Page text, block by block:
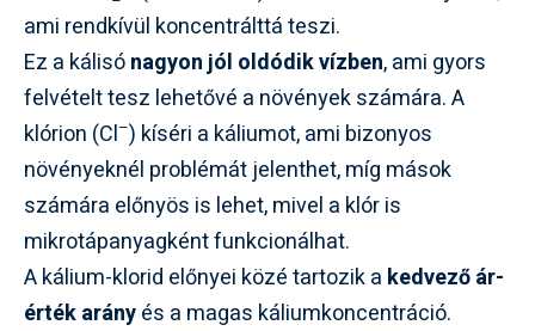
ami rendkívül koncentrálttá teszi.
Ez a kálisónagyon jól oldódik vízben, ami gyors
felvételt tesz lehetővé a növények számára. A
klórion (Cl–) kíséri a káliumot, ami bizonyos
növényeknél problémát jelenthet, míg mások
számára előnyös is lehet, mivel a klór is
mikrotápanyagként funkcionálhat.
A kálium-klorid előnyei közé tartozik a kedvező ár-
érték arányés a magas káliumkoncentráció.